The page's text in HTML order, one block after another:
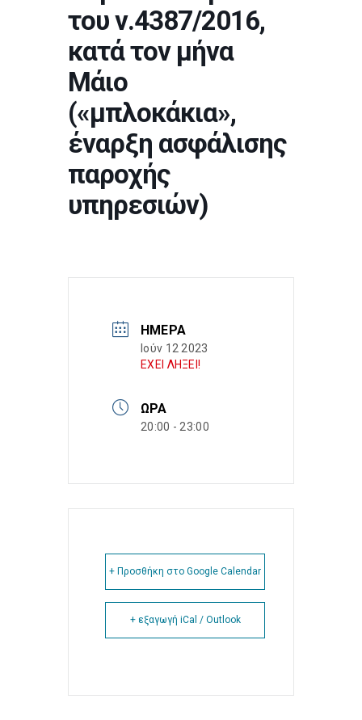
του ν.4387/2016,
κατά τον μήνα
Μάιο
(«μπλοκάκια»,
έναρξη ασφάλισης
παροχής
υπηρεσιών)
ΗΜΈΡΑ
Ιούν 12 2023
ΕΧΕΙ ΛΗΞΕΙ!
ΏΡΑ
20:00 - 23:00
+ Προσθήκη στο Google Calendar
+ εξαγωγή iCal / Outlook